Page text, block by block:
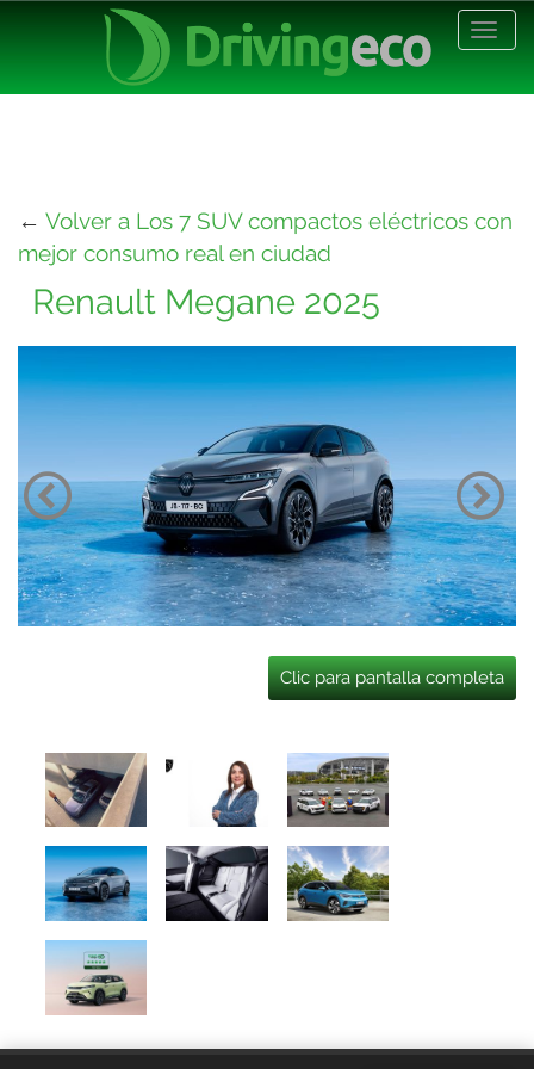
← Volver a Los 7 SUV compactos eléctricos con
mejor consumo real en ciudad
Renault Megane 2025
Clic para pantalla completa